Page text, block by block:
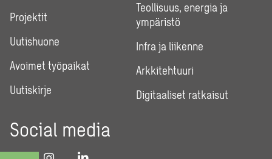
Projektit
Uutishuone
Avoimet työpaikat
Uutiskirje
Teollisuus, energia ja
ympäristö
Infra ja liikenne
Arkkitehtuuri
Digitaaliset ratkaisut
Social media